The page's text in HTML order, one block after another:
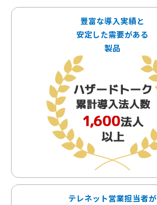
豊富な導入実績と
安定した需要がある
製品
テレネット営業担当者が